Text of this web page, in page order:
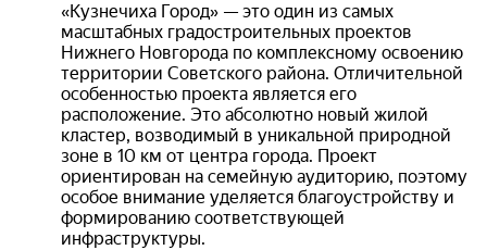
«Кузнечиха Город» — это один из самых
масштабных градостроительных проектов
Нижнего Новгорода по комплексному освоению
территории Советского района. Отличительной
особенностью проекта является его
расположение. Это абсолютно новый жилой
кластер, возводимый в уникальной природной
зоне в 10 км от центра города. Проект
ориентирован на семейную аудиторию, поэтому
особое внимание уделяется благоустройству и
формированию соответствующей
инфраструктуры.